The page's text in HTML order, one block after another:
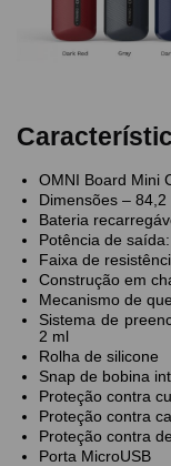
OMNI Board Mini
Dimensões –
Bateria
Potência de
Faixa de
Construção em
Mecanismo de
Sistema de
2 ml
Rolha de silicone
Snap de bobina
Proteção contra
Proteção contra
Proteção contra
Porta MicroUSB